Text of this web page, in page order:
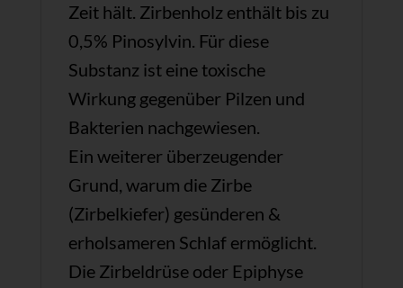
Zeit hält. Zirbenholz enthält bis zu
0,5% Pinosylvin. Für diese
Substanz ist eine toxische
Wirkung gegenüber Pilzen und
Bakterien nachgewiesen.
Ein weiterer überzeugender
Grund, warum die Zirbe
(Zirbelkiefer) gesünderen &
erholsameren Schlaf ermöglicht.
Die Zirbeldrüse oder Epiphyse